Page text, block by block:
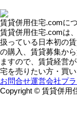
賃貸併用住宅.comに
賃貸併用住宅.comは
扱っている日本初の
の購入、賃貸募集か
ますので、賃貸経営
宅を売りたい方・買
お問合せ運営会社プ
Copyright © 賃貸併用